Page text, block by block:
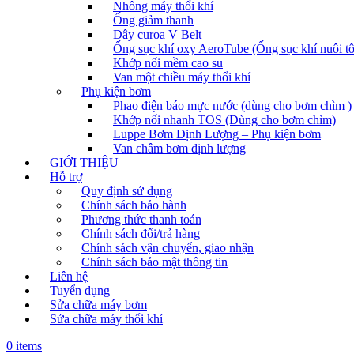
Nhông máy thổi khí
Ống giảm thanh
Dây curoa V Belt
Ống sục khí oxy AeroTube (Ống sục khí nuôi
Khớp nối mềm cao su
Van một chiều máy thổi khí
Phụ kiện bơm
Phao điện báo mực nước (dùng cho bơm chìm )
Khớp nối nhanh TOS (Dùng cho bơm chìm)
Luppe Bơm Định Lượng – Phụ kiện bơm
Van châm bơm định lượng
GIỚI THIỆU
Hỗ trợ
Quy định sử dụng
Chính sách bảo hành
Phương thức thanh toán
Chính sách đổi/trả hàng
Chính sách vận chuyển, giao nhận
Chính sách bảo mật thông tin
Liên hệ
Tuyển dụng
Sửa chữa máy bơm
Sửa chữa máy thổi khí
0 items